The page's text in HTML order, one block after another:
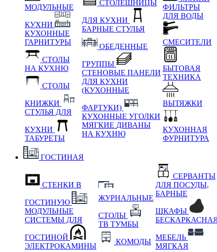
МОДУЛЬНЫЕ
КУХНИ
КУХОННЫЕ
ГАРНИТУРЫ
СТОЛЫ
НА КУХНЮ
СТОЛЫ
КНИЖКИ
СТУЛЬЯ ДЛЯ
КУХНИ
ТАБУРЕТЫ
СТОЛЕШНИЦЫ
ДЛЯ КУХНИ
БАРНЫЕ СТУЛЬЯ
ОБЕДЕННЫЕ
ГРУППЫ
СТЕНОВЫЕ ПАНЕЛИ
ДЛЯ КУХНИ
(КУХОННЫЕ
ФАРТУКИ)
КУХОННЫЕ УГОЛКИ
МЯГКИЕ ДИВАНЫ
НА КУХНЮ
ФИЛЬТРЫ
ДЛЯ ВОДЫ
СМЕСИТЕЛИ
БЫТОВАЯ
ТЕХНИКА
ВЫТЯЖКИ
КУХОННАЯ
ФУРНИТУРА
ГОСТИНАЯ
СТЕНКИ В
ГОСТИНУЮ
МОДУЛЬНЫЕ
СИСТЕМЫ ДЛЯ
ГОСТИНОЙ
ЭЛЕКТРОКАМИНЫ
ЖУРНАЛЬНЫЕ
СТОЛЫ
ТВ ТУМБЫ
КОМОДЫ
СЕРВАНТЫ
ДЛЯ ПОСУДЫ,
БАРНЫЕ
ШКАФЫ
МЕБЕЛЬ
МЯГКАЯ